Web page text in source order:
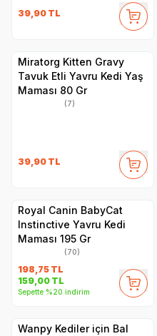
39,90 TL
Miratorg Kitten Gravy
Tavuk Etli Yavru Kedi Yaş
Maması 80 Gr
(7)
39,90 TL
Royal Canin BabyCat
Instinctive Yavru Kedi
Maması 195 Gr
(70)
198,75 TL
159,00 TL
Sepette %20 indirim
Wanpy Kediler için Bal